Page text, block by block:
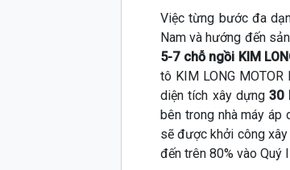
Việc từng bước đa
Nam và hướng đến
5-7 chỗ ngồi KIM
tô KIM LONG
diện tích xây dựng30
bên trong nhà máy áp
sẽ được khởi công
đến trên 80% vào Quý